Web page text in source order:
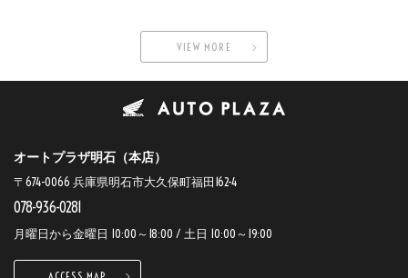
VIEW MORE
オートプラザ明石（本店）
〒674-0066 兵庫県明石市大久保町福田162-4
078-936-0281
月曜日から金曜日 10:00～18:00 / 土日 10:00～19:00